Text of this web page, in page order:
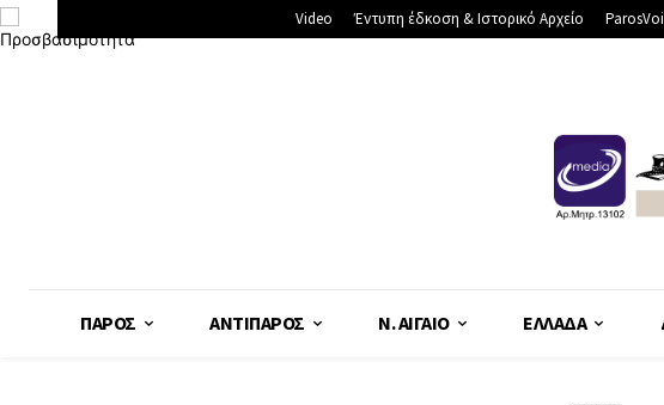
Video Έντυπη έδκοση & Ιστορικό Αρχείο
ΠΆΡΟΣ ΑΝΤΊΠΑΡΟΣ Ν. ΑΙΓΑΊΟ ΕΛΛΆΔΑ